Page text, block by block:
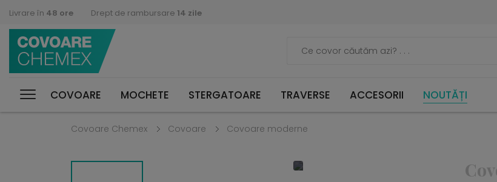
Livrare în 48 ore Drept de rambursare 14 zile
COVOARE MOCHETE STERGATOARE TRAVERSE ACCESORII NOUTĂȚI
Covoare Chemex Covoare Covoare moderne